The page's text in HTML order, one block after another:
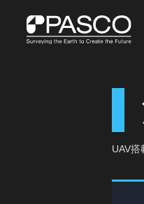
UAV